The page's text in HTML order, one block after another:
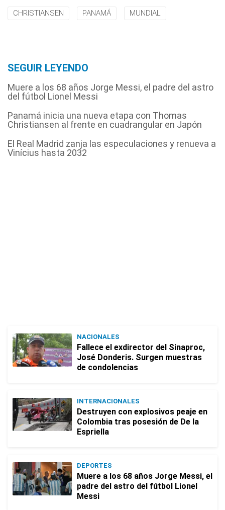
CHRISTIANSEN PANAMÁ MUNDIAL
SEGUIR LEYENDO
Muere a los 68 años Jorge Messi, el padre del astro
del fútbol Lionel Messi
Panamá inicia una nueva etapa con Thomas
Christiansen al frente en cuadrangular en Japón
El Real Madrid zanja las especulaciones y renueva a
Vinícius hasta 2032
NACIONALES
Fallece el exdirector del Sinaproc,
José Donderis. Surgen muestras
de condolencias
INTERNACIONALES
Destruyen con explosivos peaje en
Colombia tras posesión de De la
Espriella
DEPORTES
Muere a los 68 años Jorge Messi, el
padre del astro del fútbol Lionel
Messi